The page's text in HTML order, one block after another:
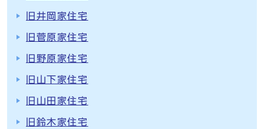
旧井岡家住宅
旧菅原家住宅
旧野原家住宅
旧山下家住宅
旧山田家住宅
旧鈴木家住宅